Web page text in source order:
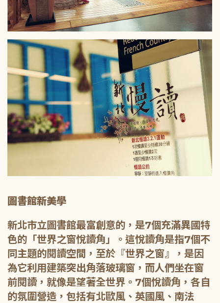
圖書館新美學
新北市立圖書館最富創意的，是7個充滿異國特
色的「世界之窗悅讀角」。這悅讀角是指7個不
同主題的閱讀空間，至於『世界之窗』，是因
為它利用建築突出角落玻璃窗，而人們坐在窗
前閱讀，就像是望著全世界。7個悅讀角，各自
的氛圍營造，包括有北歐風、英國風、南法